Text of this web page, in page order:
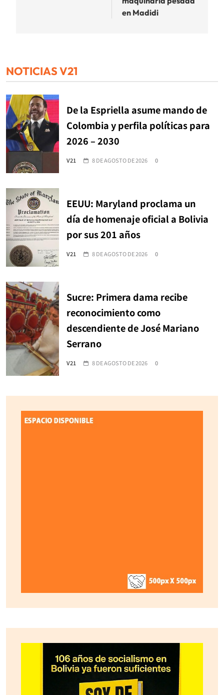
en Madidi
NOTICIAS V21
De la Espriella asume mando de
Colombia y perfila políticas para
2026 – 2030
V21 8 DE AGOSTO DE 2026 0
EEUU: Maryland proclama un
día de homenaje oficial a Bolivia
por sus 201 años
V21 8 DE AGOSTO DE 2026 0
Sucre: Primera dama recibe
reconocimiento como
descendiente de José Mariano
Serrano
V21 8 DE AGOSTO DE 2026 0